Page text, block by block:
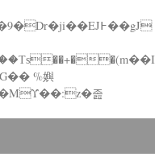
졾